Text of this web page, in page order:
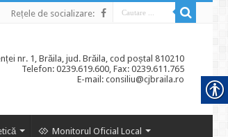
Rețele de socializare:
nr. 1, Brăila, jud. Brăila, cod poștal 810210
Telefon: 0239.619.600, Fax: 0239.611.765
E-mail: consiliu@cjbraila.ro
Monitorul Oficial Local